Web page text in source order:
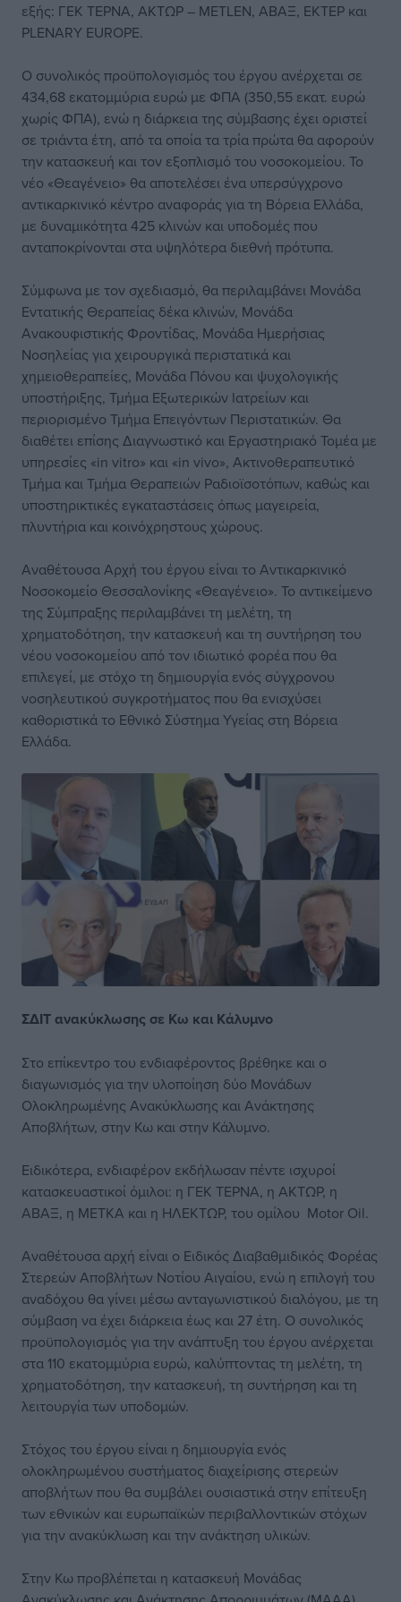
εξής: ΓΕΚ ΤΕΡΝΑ, ΑΚΤΩΡ – METLEN, ΑΒΑΞ, ΕΚΤΕΡ και
PLENARY EUROPE.
Ο συνολικός προϋπολογισμός του έργου ανέρχεται σε
434,68 εκατομμύρια ευρώ με ΦΠΑ (350,55 εκατ. ευρώ
χωρίς ΦΠΑ), ενώ η διάρκεια της σύμβασης έχει οριστεί
σε τριάντα έτη, από τα οποία τα τρία πρώτα θα αφορούν
την κατασκευή και τον εξοπλισμό του νοσοκομείου. Το
νέο «Θεαγένειο» θα αποτελέσει ένα υπερσύγχρονο
αντικαρκινικό κέντρο αναφοράς για τη Βόρεια Ελλάδα,
με δυναμικότητα 425 κλινών και υποδομές που
ανταποκρίνονται στα υψηλότερα διεθνή πρότυπα.
Σύμφωνα με τον σχεδιασμό, θα περιλαμβάνει Μονάδα
Εντατικής Θεραπείας δέκα κλινών, Μονάδα
Ανακουφιστικής Φροντίδας, Μονάδα Ημερήσιας
Νοσηλείας για χειρουργικά περιστατικά και
χημειοθεραπείες, Μονάδα Πόνου και ψυχολογικής
υποστήριξης, Τμήμα Εξωτερικών Ιατρείων και
περιορισμένο Τμήμα Επειγόντων Περιστατικών. Θα
διαθέτει επίσης Διαγνωστικό και Εργαστηριακό Τομέα με
υπηρεσίες «in vitro» και «in vivo», Ακτινοθεραπευτικό
Τμήμα και Τμήμα Θεραπειών Ραδιοϊσοτόπων, καθώς και
υποστηρικτικές εγκαταστάσεις όπως μαγειρεία,
πλυντήρια και κοινόχρηστους χώρους.
Αναθέτουσα Αρχή του έργου είναι το Αντικαρκινικό
Νοσοκομείο Θεσσαλονίκης «Θεαγένειο». Το αντικείμενο
της Σύμπραξης περιλαμβάνει τη μελέτη, τη
χρηματοδότηση, την κατασκευή και τη συντήρηση του
νέου νοσοκομείου από τον ιδιωτικό φορέα που θα
επιλεγεί, με στόχο τη δημιουργία ενός σύγχρονου
νοσηλευτικού συγκροτήματος που θα ενισχύσει
καθοριστικά το Εθνικό Σύστημα Υγείας στη Βόρεια
Ελλάδα.
ΣΔΙΤ ανακύκλωσης σε Κω και Κάλυμνο
Στο επίκεντρο του ενδιαφέροντος βρέθηκε και ο
διαγωνισμός για την υλοποίηση δύο Μονάδων
Ολοκληρωμένης Ανακύκλωσης και Ανάκτησης
Αποβλήτων, στην Κω και στην Κάλυμνο.
Ειδικότερα, ενδιαφέρον εκδήλωσαν πέντε ισχυροί
κατασκευαστικοί όμιλοι: η ΓΕΚ ΤΕΡΝΑ, η ΑΚΤΩΡ, η
ΑΒΑΞ, η ΜΕΤΚΑ και η ΗΛΕΚΤΩΡ, του ομίλου Motor Oil.
Αναθέτουσα αρχή είναι ο Ειδικός Διαβαθμιδικός Φορέας
Στερεών Αποβλήτων Νοτίου Αιγαίου, ενώ η επιλογή του
αναδόχου θα γίνει μέσω ανταγωνιστικού διαλόγου, με τη
σύμβαση να έχει διάρκεια έως και 27 έτη. Ο συνολικός
προϋπολογισμός για την ανάπτυξη του έργου ανέρχεται
στα 110 εκατομμύρια ευρώ, καλύπτοντας τη μελέτη, τη
χρηματοδότηση, την κατασκευή, τη συντήρηση και τη
λειτουργία των υποδομών.
Στόχος του έργου είναι η δημιουργία ενός
ολοκληρωμένου συστήματος διαχείρισης στερεών
αποβλήτων που θα συμβάλει ουσιαστικά στην επίτευξη
των εθνικών και ευρωπαϊκών περιβαλλοντικών στόχων
για την ανακύκλωση και την ανάκτηση υλικών.
Στην Κω προβλέπεται η κατασκευή Μονάδας